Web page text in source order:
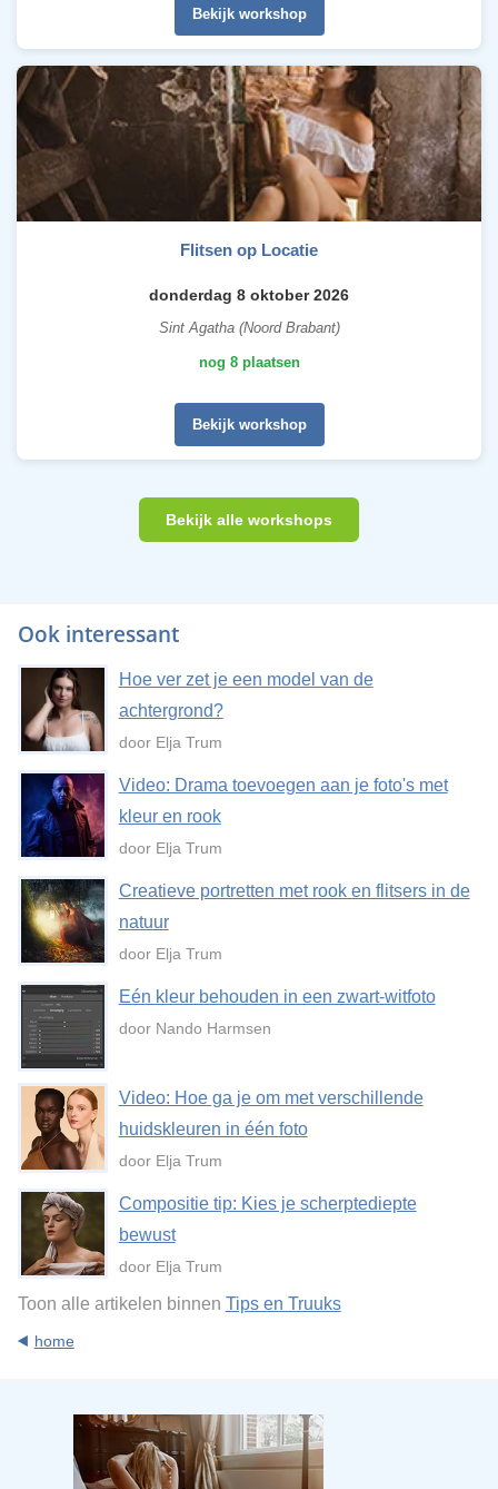
Bekijk workshop
Flitsen op Locatie
donderdag 8 oktober 2026
Sint Agatha (Noord Brabant)
nog 8 plaatsen
Bekijk workshop
Bekijk alle workshops
Ook interessant
Hoe ver zet je een model van de
achtergrond?
door Elja Trum
Video: Drama toevoegen aan je foto's met
kleur en rook
door Elja Trum
Creatieve portretten met rook en flitsers in de
natuur
door Elja Trum
Eén kleur behouden in een zwart-witfoto
door Nando Harmsen
Video: Hoe ga je om met verschillende
huidskleuren in één foto
door Elja Trum
Compositie tip: Kies je scherptediepte
bewust
door Elja Trum
Toon alle artikelen binnen Tips en Truuks
home